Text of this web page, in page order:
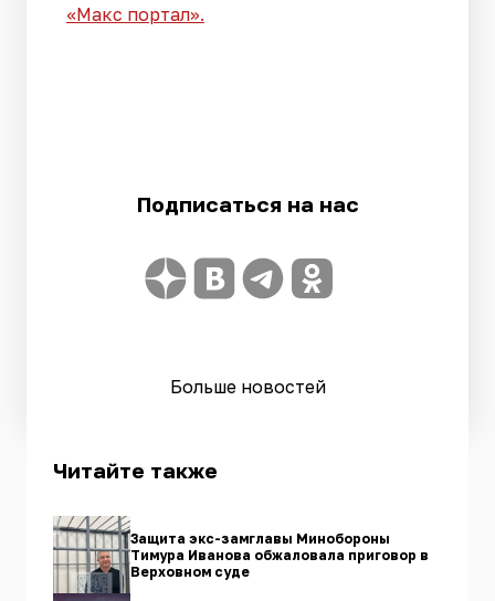
«Макс портал».
Подписаться на нас
Больше новостей
Читайте также
Защита экс-замглавы Минобороны
Тимура Иванова обжаловала приговор в
Верховном суде